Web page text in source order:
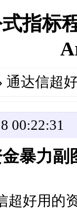
指标
通达信超
00:22:31
暴力副
好用的资